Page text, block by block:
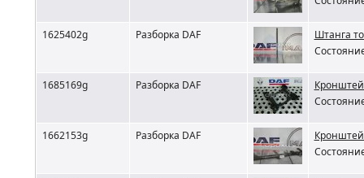
1625402g Разборка DAF
Штанга
1685169g Разборка DAF
1662153g Разборка DAF